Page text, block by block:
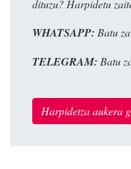
dituzu? Harpidetu
WHATSAPP: Batu
TELEGRAM: Batu
Harpidetza aukera